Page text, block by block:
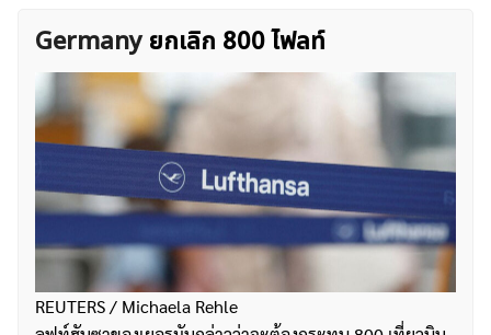
Germanyยกเลิก 800 ไฟลท์
REUTERS / Michaela Rehle